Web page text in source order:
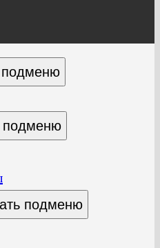
подменю
подменю
подменю